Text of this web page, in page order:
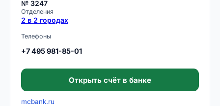
№ 3247
Отделения
2 в 2 городах
Телефоны
+7 495 981-85-01
Открыть счёт в банке
mcbank.ru